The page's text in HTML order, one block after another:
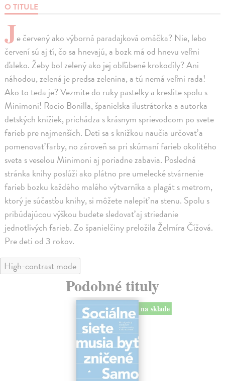
O TITULE
Je červený ako výborná paradajková omáčka? Nie, lebo
červení sú aj tí, čo sa hnevajú, a bozk má od hnevu veľmi
ďaleko. Žeby bol zelený ako jej obľúbené krokodíly? Ani
náhodou, zelená je predsa zelenina, a tú nemá veľmi rada!
Ako to teda je? Vezmite do ruky pastelky a kreslite spolu s
Minimoni! Rocio Bonilla, španielska ilustrátorka a autorka
detských knižiek, prichádza s krásnym sprievodcom po svete
farieb pre najmenších. Deti sa s knižkou naučia určovať a
pomenovať farby, no zároveň sa pri skúmaní farieb okolitého
sveta s veselou Minimoni aj poriadne zabavia. Posledná
stránka knihy poslúži ako plátno pre umelecké stvárnenie
farieb bozku každého malého výtvarníka a plagát s metrom,
ktorý je súčasťou knihy, si môžete nalepiť na stenu. Spolu s
pribúdajúcou výškou budete sledovať aj striedanie
jednotlivých farieb. Zo španielčiny preložila Želmíra Čížová.
Pre deti od 3 rokov.
High-contrast mode
Podobné tituly
na sklade